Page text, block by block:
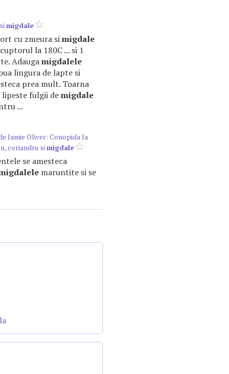
migdale
cu zmeura simigdale
la 180C ... si 1
Adaugamigdalele
lingura de lapte si
prea mult. Toarna
lipeste fulgii demigdale
...
Jamie Oliver: Conopida la
coriandru simigdale
se amesteca
maruntite si se